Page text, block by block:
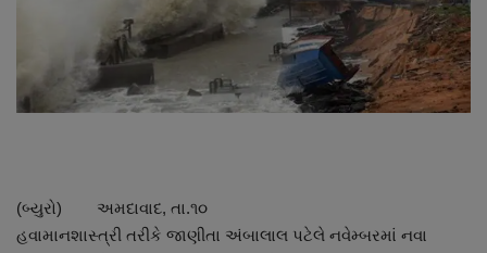
Contact
રાષ્ટ્રીય
(બ્યુરો) અમદાવાદ, તા.૧૦
હવામાનશાસ્ત્રી તરીકે જાણીતા અંબાલાલ પટેલે નવેમ્બરમાં નવા